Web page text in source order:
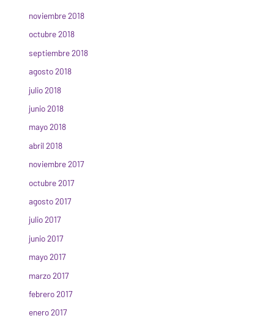
noviembre 2018
octubre 2018
septiembre 2018
agosto 2018
julio 2018
junio 2018
mayo 2018
abril 2018
noviembre 2017
octubre 2017
agosto 2017
julio 2017
junio 2017
mayo 2017
marzo 2017
febrero 2017
enero 2017